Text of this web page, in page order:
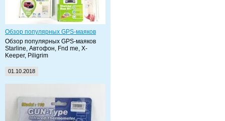
Обзор популярных GPS-маяков
Обзор популярных GPS-маяков
Starline, Автофон, Fnd me, X-
Keeper, Piligrim
01.10.2018